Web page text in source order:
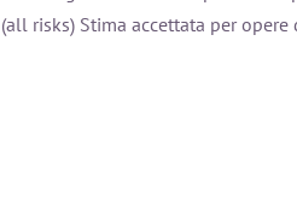
risks) Stima accettata per